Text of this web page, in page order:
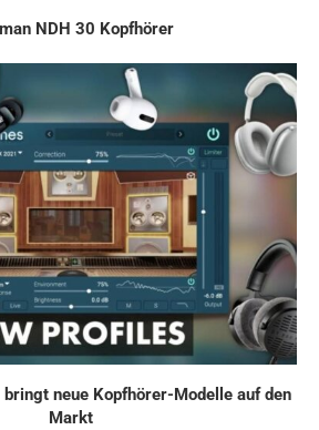
NDH 30 Kopfhörer
bringt neue Kopfhörer-Modelle auf den
Markt